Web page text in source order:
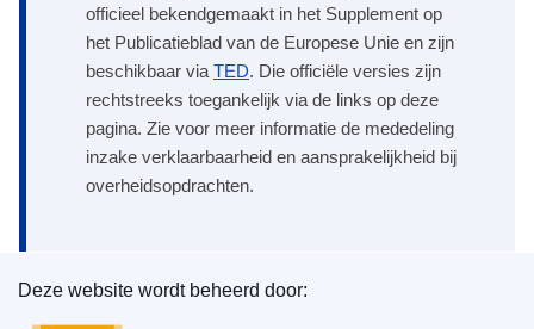
officieel bekendgemaakt in het Supplement op
het Publicatieblad van de Europese Unie en zijn
beschikbaar via TED. Die officiële versies zijn
rechtstreeks toegankelijk via de links op deze
pagina. Zie voor meer informatie de mededeling
inzake verklaarbaarheid en aansprakelijkheid bij
overheidsopdrachten.
Bureau voor publicaties van de Europese Unie
Deze website wordt beheerd door: